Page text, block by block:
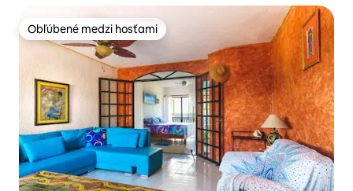
Obľúbené medzi hosťami
Obľúbené medzi hosťami